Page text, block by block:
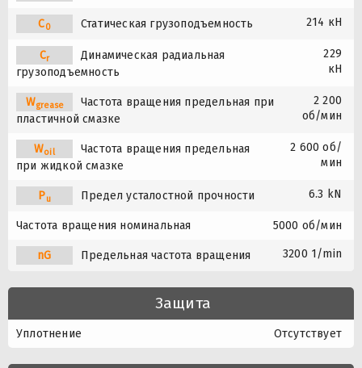
C0 Статическая грузоподъемность 214 кН
Cr
Динамическая радиальная
грузоподъемность
229
кН
Wgrease
Частота вращения предельная при
пластичной смазке
2 200
об/мин
Woil
Частота вращения предельная
при жидкой смазке
2 600 об/
мин
Pu Предел усталостной прочности 6.3 kN
Частота вращения номинальная 5000 об/мин
nG Предельная частота вращения 3200 1/min
Защита
Уплотнение Отсутствует